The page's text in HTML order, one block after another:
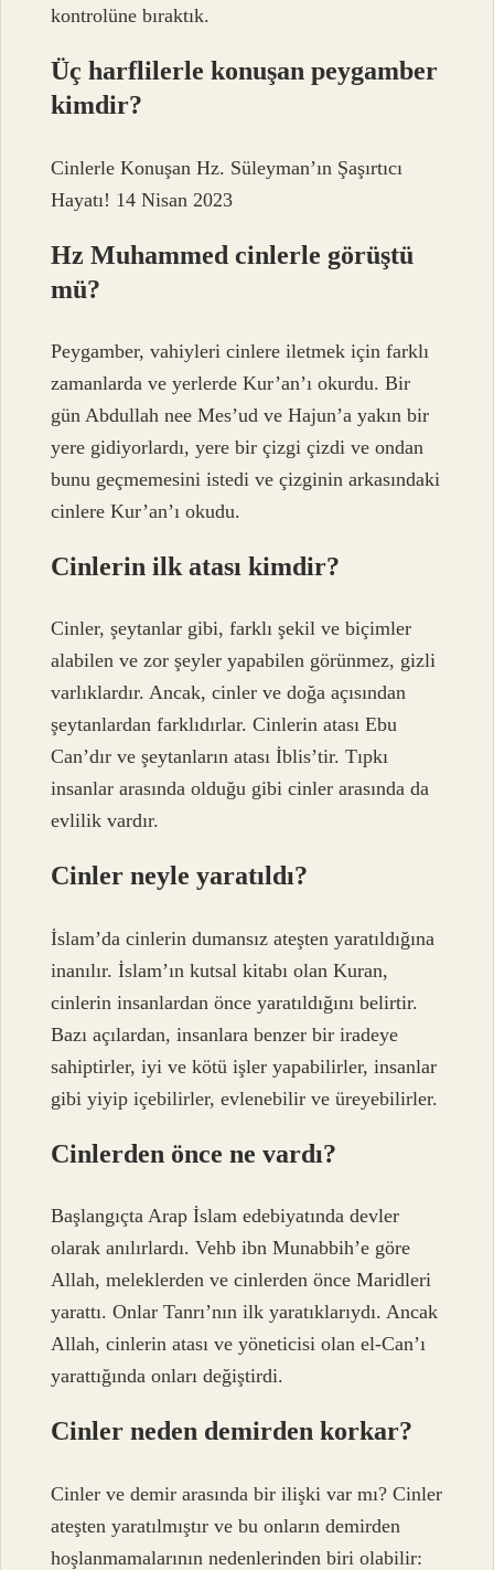
kontrolüne bıraktık.
Üç harflilerle konuşan peygamber
kimdir?
Cinlerle Konuşan Hz. Süleyman’ın Şaşırtıcı
Hayatı! 14 Nisan 2023
Hz Muhammed cinlerle görüştü
mü?
Peygamber, vahiyleri cinlere iletmek için farklı
zamanlarda ve yerlerde Kur’an’ı okurdu. Bir
gün Abdullah nee Mes’ud ve Hajun’a yakın bir
yere gidiyorlardı, yere bir çizgi çizdi ve ondan
bunu geçmemesini istedi ve çizginin arkasındaki
cinlere Kur’an’ı okudu.
Cinlerin ilk atası kimdir?
Cinler, şeytanlar gibi, farklı şekil ve biçimler
alabilen ve zor şeyler yapabilen görünmez, gizli
varlıklardır. Ancak, cinler ve doğa açısından
şeytanlardan farklıdırlar. Cinlerin atası Ebu
Can’dır ve şeytanların atası İblis’tir. Tıpkı
insanlar arasında olduğu gibi cinler arasında da
evlilik vardır.
Cinler neyle yaratıldı?
İslam’da cinlerin dumansız ateşten yaratıldığına
inanılır. İslam’ın kutsal kitabı olan Kuran,
cinlerin insanlardan önce yaratıldığını belirtir.
Bazı açılardan, insanlara benzer bir iradeye
sahiptirler, iyi ve kötü işler yapabilirler, insanlar
gibi yiyip içebilirler, evlenebilir ve üreyebilirler.
Cinlerden önce ne vardı?
Başlangıçta Arap İslam edebiyatında devler
olarak anılırlardı. Vehb ibn Munabbih’e göre
Allah, meleklerden ve cinlerden önce Maridleri
yarattı. Onlar Tanrı’nın ilk yaratıklarıydı. Ancak
Allah, cinlerin atası ve yöneticisi olan el-Can’ı
yarattığında onları değiştirdi.
Cinler neden demirden korkar?
Cinler ve demir arasında bir ilişki var mı? Cinler
ateşten yaratılmıştır ve bu onların demirden
hoşlanmamalarının nedenlerinden biri olabilir: